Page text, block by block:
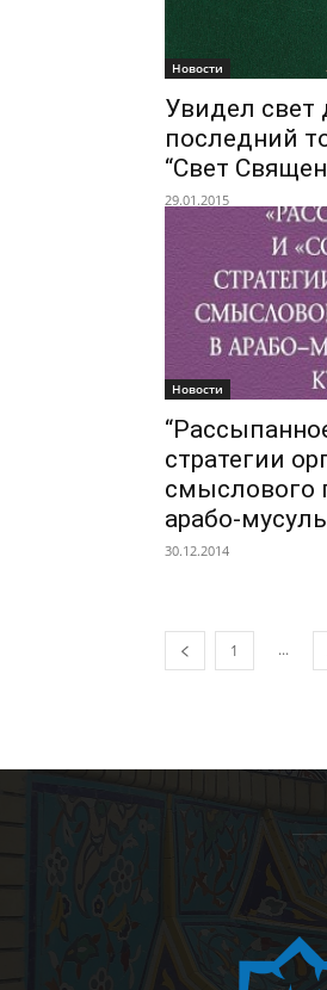
Новости
Увидел свет
последний
“Свет
29.01.2015
Новости
стратегии
смыслового
арабо-
30.12.2014
1 ...